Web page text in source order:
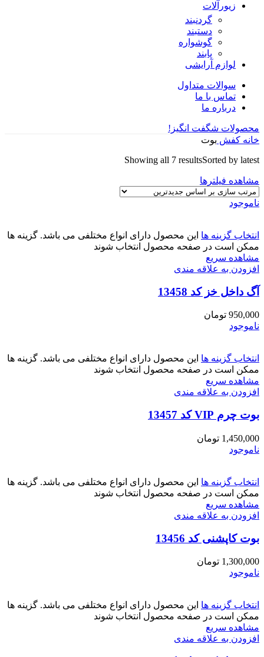
زیورآلات
گردنبند
دستبند
گوشواره
پابند
لوازم آرایشی
سوالات متداول
تماس با ما
درباره ما
محصولات شگفت انگیز!
خانه کفش بوت
Showing all 7 resultsSorted by latest
مشاهده فیلترها
ناموجود
انتخاب گزینه ها این محصول دارای انواع مختلفی می باشد. گزینه ها
ممکن است در صفحه محصول انتخاب شوند
مشاهده سریع
افزودن به علاقه مندی
آگ داخل خز کد 13458
950,000 تومان
ناموجود
انتخاب گزینه ها این محصول دارای انواع مختلفی می باشد. گزینه ها
ممکن است در صفحه محصول انتخاب شوند
مشاهده سریع
افزودن به علاقه مندی
بوت چرم VIP کد 13457
1,450,000 تومان
ناموجود
انتخاب گزینه ها این محصول دارای انواع مختلفی می باشد. گزینه ها
ممکن است در صفحه محصول انتخاب شوند
مشاهده سریع
افزودن به علاقه مندی
بوت کاپشنی کد 13456
1,300,000 تومان
ناموجود
انتخاب گزینه ها این محصول دارای انواع مختلفی می باشد. گزینه ها
ممکن است در صفحه محصول انتخاب شوند
مشاهده سریع
افزودن به علاقه مندی